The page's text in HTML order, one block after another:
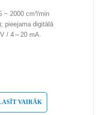
~ 2000 cm³/min
pieejama digitālā
/ 4～20 mA.
VAIRĀK